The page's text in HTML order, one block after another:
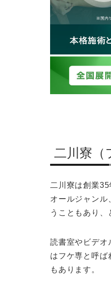
二川寮（
二川寮は創業
オールジャンル
うこともあり、
読書室やビデオ
はフケ専と呼ば
もあります。